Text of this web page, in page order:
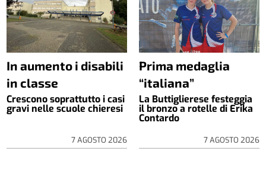
In aumento i disabili
in classe
Crescono soprattutto i casi
gravi nelle scuole chieresi
7 AGOSTO 2026
Prima medaglia
“italiana”
La Buttiglierese festeggia
il bronzo a rotelle di Erika
Contardo
7 AGOSTO 2026